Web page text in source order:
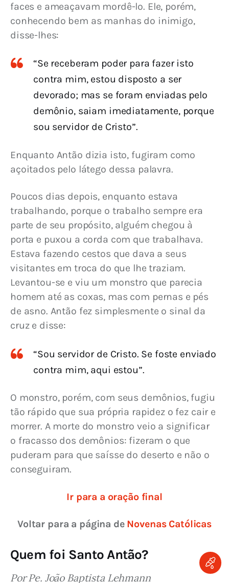
faces e ameaçavam mordê-lo. Ele, porém,
conhecendo bem as manhas do inimigo,
disse-lhes:
“Se receberam poder para fazer isto
contra mim, estou disposto a ser
devorado; mas se foram enviadas pelo
demônio, saiam imediatamente, porque
sou servidor de Cristo”.
Enquanto Antão dizia isto, fugiram como
açoitados pelo látego dessa palavra.
Poucos dias depois, enquanto estava
trabalhando, porque o trabalho sempre era
parte de seu propósito, alguém chegou à
porta e puxou a corda com que trabalhava.
Estava fazendo cestos que dava a seus
visitantes em troca do que lhe traziam.
Levantou-se e viu um monstro que parecia
homem até as coxas, mas com pernas e pés
de asno. Antão fez simplesmente o sinal da
cruz e disse:
“Sou servidor de Cristo. Se foste enviado
contra mim, aqui estou”.
O monstro, porém, com seus demônios, fugiu
tão rápido que sua própria rapidez o fez cair e
morrer. A morte do monstro veio a significar
o fracasso dos demônios: fizeram o que
puderam para que saísse do deserto e não o
conseguiram.
Ir para a oração final
Voltar para a página de Novenas Católicas
Quem foi Santo Antão?
Por Pe. João Baptista Lehmann